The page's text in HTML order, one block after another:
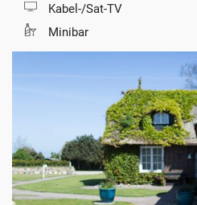
Kabel-/Sat-TV
Minibar